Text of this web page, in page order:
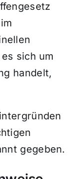
sich um
handelt,
gegeben.